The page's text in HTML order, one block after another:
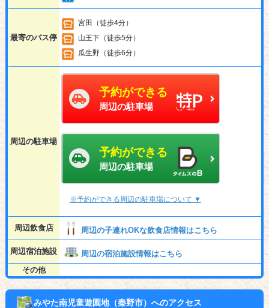
最寄のバス停
宮田（徒歩4分）
山王下（徒歩5分）
瓜生野（徒歩6分）
周辺の駐車場
予約ができる
周辺の駐車場
予約ができる
周辺の駐車場
※予約ができる周辺の駐車場について ▼
周辺飲食店 周辺の子連れOKな飲食店情報はこちら
周辺宿泊施設
周辺の宿泊施設情報はこちら
その他
みやた南児童遊園地（秦野市）へのアクセス